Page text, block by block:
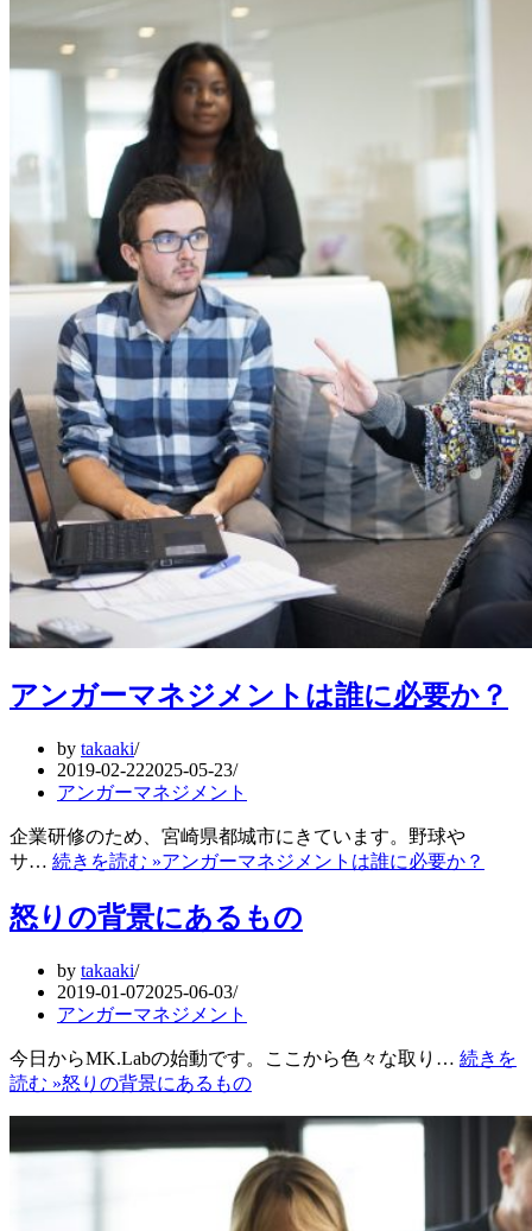
アンガーマネジメントは誰に必要か？
by takaaki
2019-02-222025-05-23
アンガーマネジメント
企業研修のため、宮崎県都城市にきています。野球や
サ… 続きを読む »アンガーマネジメントは誰に必要か？
怒りの背景にあるもの
by takaaki
2019-01-072025-06-03
アンガーマネジメント
今日からMK.Labの始動です。ここから色々な取り… 続きを
読む »怒りの背景にあるもの